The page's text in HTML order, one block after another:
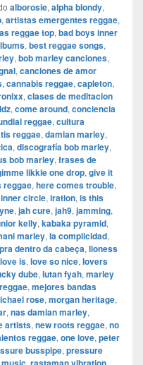
alborosie, alpha blondy,
, artistas emergentes reggae,
reggae top, bad boys inner
, best reggae songs,
, bob marley canciones,
, canciones de amor
, cannabis reggae, capleton,
, clases de meditacion
, come around, conciencia
reggae, cultura
reggae, damian marley,
, discografía bob marley,
bob marley, frases de
likkle one drop, give it
reggae, here comes trouble,
inner circle, iration, is this
, jah cure, jah9, jamming,
kelly, kabaka pyramid,
marley, la complicidad,
dentro da cabeça, lioness
love is, love so nice, lovers
dube, lutan fyah, marley
, mejores bandas
rose, morgan heritage,
, nas damian marley,
artists, new roots reggae, no
reggae, one love, peter
busspipe, pressure